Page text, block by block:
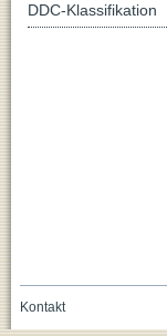
DDC-Klassifikation
Kontakt